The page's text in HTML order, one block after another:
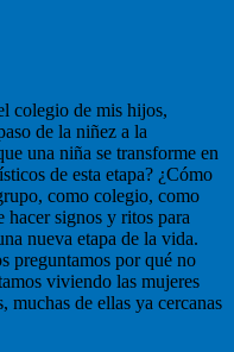
colegio de mis hijos,
de la niñez a la
una niña se transforme en
de esta etapa? ¿Cómo
como colegio, como
hacer signos y ritos para
nueva etapa de la vida.
preguntamos por qué no
viviendo las mujeres
muchas de ellas ya cercanas